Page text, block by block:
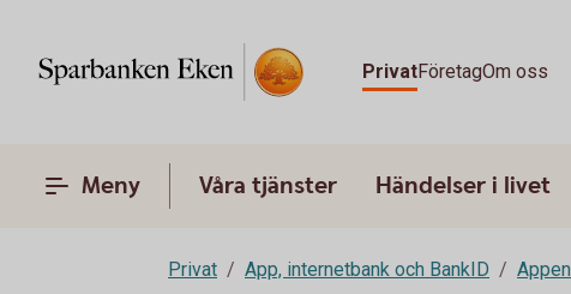
PrivatFöretagOm oss
Meny Våra tjänster Händelser i livet
Privat App, internetbank och BankID Appen